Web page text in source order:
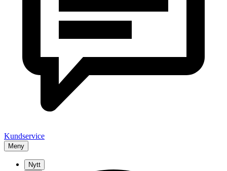
Kundservice
Meny
Nytt